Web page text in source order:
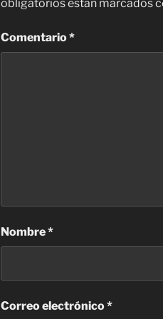
obligatorios están marcados
Comentario*
Nombre*
Correo electrónico*